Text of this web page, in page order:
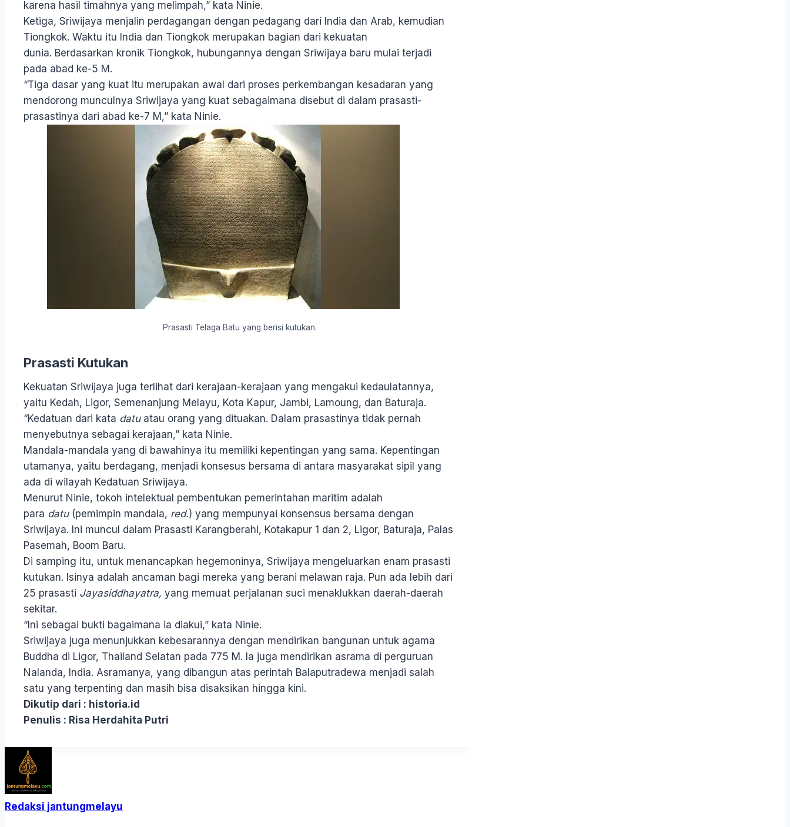
karena hasil timahnya yang melimpah,” kata Ninie.
Ketiga, Sriwijaya menjalin perdagangan dengan pedagang dari India dan Arab, kemudian
Tiongkok. Waktu itu India dan Tiongkok merupakan bagian dari kekuatan
dunia. Berdasarkan kronik Tiongkok, hubungannya dengan Sriwijaya baru mulai terjadi
pada abad ke-5 M.
“Tiga dasar yang kuat itu merupakan awal dari proses perkembangan kesadaran yang
mendorong munculnya Sriwijaya yang kuat sebagaimana disebut di dalam prasasti-
prasastinya dari abad ke-7 M,” kata Ninie.
Prasasti Telaga Batu yang berisi kutukan.
Prasasti Kutukan
Kekuatan Sriwijaya juga terlihat dari kerajaan-kerajaan yang mengakui kedaulatannya,
yaitu Kedah, Ligor, Semenanjung Melayu, Kota Kapur, Jambi, Lamoung, dan Baturaja.
“Kedatuan dari kata datu atau orang yang dituakan. Dalam prasastinya tidak pernah
menyebutnya sebagai kerajaan,” kata Ninie.
Mandala-mandala yang di bawahinya itu memiliki kepentingan yang sama. Kepentingan
utamanya, yaitu berdagang, menjadi konsesus bersama di antara masyarakat sipil yang
ada di wilayah Kedatuan Sriwijaya.
Menurut Ninie, tokoh intelektual pembentukan pemerintahan maritim adalah
para datu(pemimpin mandala, red.) yang mempunyai konsensus bersama dengan
Sriwijaya. Ini muncul dalam Prasasti Karangberahi, Kotakapur 1 dan 2, Ligor, Baturaja, Palas
Pasemah, Boom Baru.
Di samping itu, untuk menancapkan hegemoninya, Sriwijaya mengeluarkan enam prasasti
kutukan. Isinya adalah ancaman bagi mereka yang berani melawan raja. Pun ada lebih dari
25 prasasti Jayasiddhayatra, yang memuat perjalanan suci menaklukkan daerah-daerah
sekitar.
“Ini sebagai bukti bagaimana ia diakui,” kata Ninie.
Sriwijaya juga menunjukkan kebesarannya dengan mendirikan bangunan untuk agama
Buddha di Ligor, Thailand Selatan pada 775 M. Ia juga mendirikan asrama di perguruan
Nalanda, India. Asramanya, yang dibangun atas perintah Balaputradewa menjadi salah
satu yang terpenting dan masih bisa disaksikan hingga kini.
Dikutip dari : historia.id
Penulis : Risa Herdahita Putri
Redaksi jantungmelayu